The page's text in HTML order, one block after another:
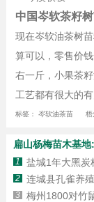
中国岑软茶籽树
现在岑软油茶树
算可以，零售价
右一斤，小果茶
工艺都有很大的
标签： 岑软油茶苗 梧
扁山杨梅苗木基地:
1 盐城1年大黑炭
2 连城县孔雀养
3 梅州1800对竹